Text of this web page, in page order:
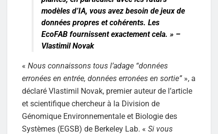
modèles d’IA, vous avez besoin de jeux de
données propres et cohérents. Les
EcoFAB fournissent exactement cela. » –
Vlastimil Novak
« Nous connaissons tous l’adage “données
erronées en entrée, données erronées en sortie” », a
déclaré Vlastimil Novak, premier auteur de l’article
et scientifique chercheur à la Division de
Génomique Environnementale et Biologie des
Systèmes (EGSB) de Berkeley Lab. « Si vous